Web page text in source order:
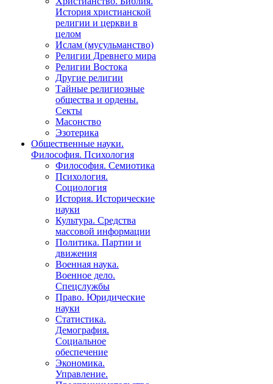
История христианской
религии и церкви в
целом
Ислам (мусульманство)
Религии Древнего мира
Религии Востока
Другие религии
Тайные религиозные
общества и ордены.
Секты
Масонство
Эзотерика
Общественные науки.
Философия. Психология
Философия. Семиотика
Психология.
Социология
История. Исторические
науки
Культура. Средства
массовой информации
Политика. Партии и
движения
Военная наука.
Военное дело.
Спецслужбы
Право. Юридические
науки
Статистика.
Демография.
Социальное
обеспечение
Экономика.
Управление.